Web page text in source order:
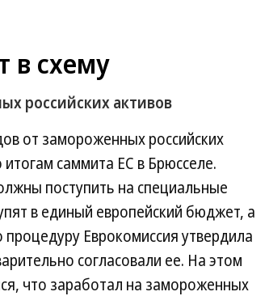
в схему
российских активов
от замороженных российских
саммита ЕС в Брюсселе.
поступить на специальные
в единый европейский бюджет, а
Еврокомиссия утвердила
согласовали ее. На этом
что заработал на замороженных